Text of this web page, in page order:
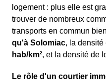
logement : plus elle est
trouver de nombreux
transports en commun
qu'à Solomiac, la
hab/km², et la densité de
Le rôle d'un courtier